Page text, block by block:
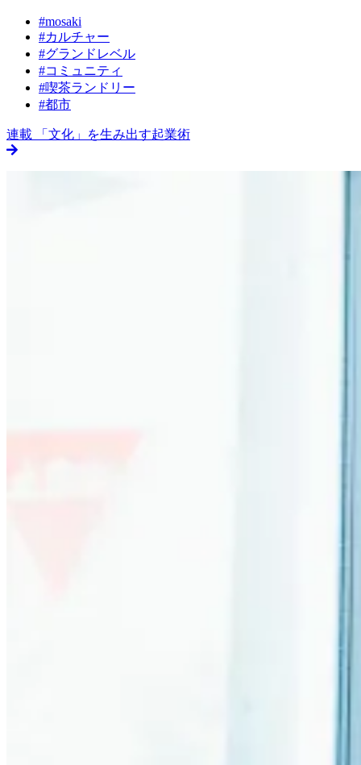
#mosaki
#カルチャー
#グランドレベル
#コミュニティ
#喫茶ランドリー
#都市
連載 「文化」を生み出す起業術